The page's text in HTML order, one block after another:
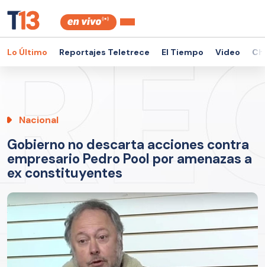
Lo Último Reportajes Teletrece El Tiempo Video
Nacional
Gobierno no descarta acciones contra
empresario Pedro Pool por amenazas a
ex constituyentes